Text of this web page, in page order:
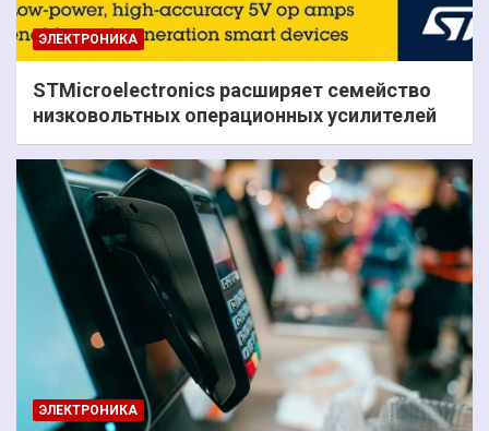
ЭЛЕКТРОНИКА
STMicroelectronics расширяет семейство
низковольтных операционных усилителей
ЭЛЕКТРОНИКА